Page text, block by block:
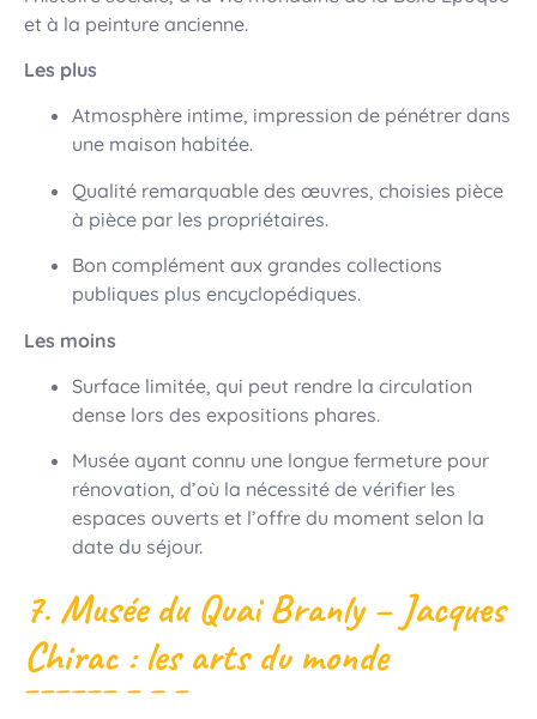
et à la peinture ancienne.
Les plus
Atmosphère intime, impression de pénétrer dans
une maison habitée.
Qualité remarquable des œuvres, choisies pièce
à pièce par les propriétaires.
Bon complément aux grandes collections
publiques plus encyclopédiques.
Les moins
Surface limitée, qui peut rendre la circulation
dense lors des expositions phares.
Musée ayant connu une longue fermeture pour
rénovation, d’où la nécessité de vérifier les
espaces ouverts et l’offre du moment selon la
date du séjour.
7. Musée du Quai Branly – Jacques
Chirac : les arts du monde